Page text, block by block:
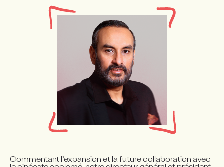
Commentant l’expansion et la future collaboration avec